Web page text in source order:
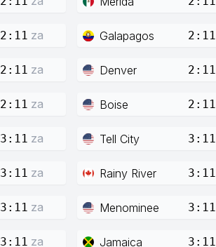
2:11 za Galapagos 2:11
2:11 za Denver 2:11
2:11 za Boise 2:11
3:11 za Tell City 3:11
3:11 za Rainy River 3:11
3:11 za Menominee 3:11
3:11 za Jamaica 3:11